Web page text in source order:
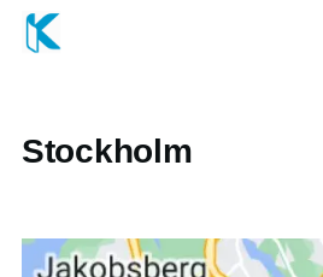
Direkt zum Inhalt
Stockholm